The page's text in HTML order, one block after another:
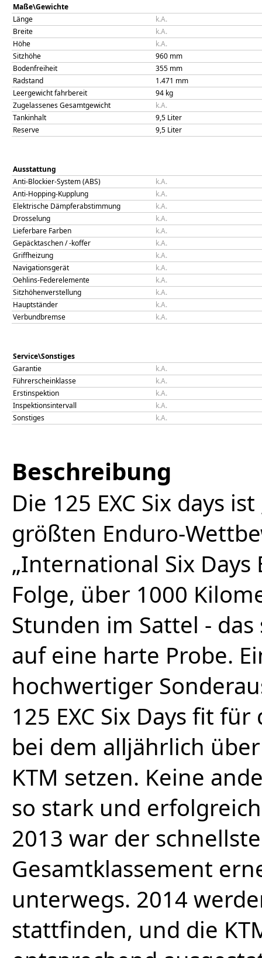
Maße\Gewichte
Länge
k.A.
Breite
k.A.
Höhe
k.A.
Sitzhöhe
960 mm
Bodenfreiheit
355 mm
Radstand
1.471 mm
Leergewicht fahrbereit
94 kg
Zugelassenes Gesamtgewicht
k.A.
Tankinhalt
9,5 Liter
Reserve
9,5 Liter
Ausstattung
Anti-Blockier-System (ABS)
k.A.
Anti-Hopping-Kupplung
k.A.
Elektrische Dämpferabstimmung
k.A.
Drosselung
k.A.
Lieferbare Farben
k.A.
Gepäcktaschen / -koffer
k.A.
Griffheizung
k.A.
Navigationsgerät
k.A.
Oehlins-Federelemente
k.A.
Sitzhöhenverstellung
k.A.
Hauptständer
k.A.
Verbundbremse
k.A.
Service\Sonstiges
Garantie
k.A.
Führerscheinklasse
k.A.
Erstinspektion
k.A.
Inspektionsintervall
k.A.
Sonstiges
k.A.
Beschreibung
Die 125 EXC Six days
größten Enduro-
„International Six Days
Folge, über 1000
Stunden im Sattel -
auf eine harte Probe.
hochwertiger
125 EXC Six Days fit
bei dem alljährlich
KTM setzen. Keine
so stark und
2013 war der
Gesamtklassement
unterwegs. 2014
stattfinden, und die